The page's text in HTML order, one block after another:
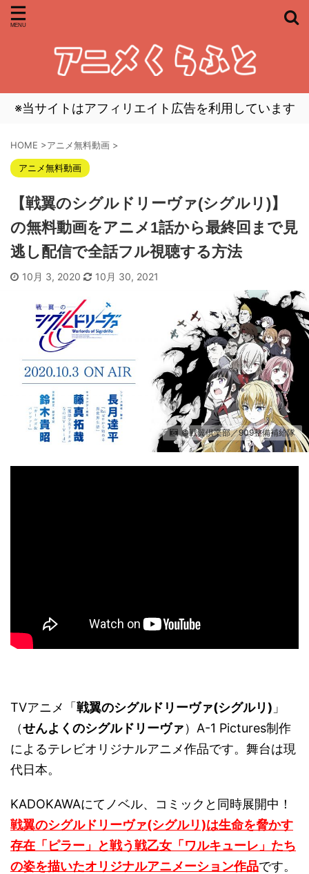
※当サイトはアフィリエイト広告を利用しています
HOME >アニメ無料動画 >
アニメ無料動画
【戦翼のシグルドリーヴァ(シグルリ)】
の無料動画をアニメ1話から最終回まで見
逃し配信で全話フル視聴する方法
10月 3, 2020 10月 30, 2021
©戦翼倶楽部／909整備補給隊
TVアニメ「戦翼のシグルドリーヴァ(シグルリ) 」
（せんよくのシグルドリーヴァ）A-1 Pictures制作
によるテレビオリジナルアニメ作品です。舞台は現
代日本。
KADOKAWAにてノベル、コミックと同時展開中！
戦翼のシグルドリーヴァ(シグルリ)は生命を脅かす
存在「ピラー」と戦う戦乙女「ワルキューレ」たち
の姿を描いたオリジナルアニメーション作品です。